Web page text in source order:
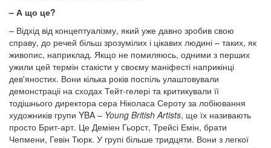
– А що це?
– Відхід від концептуалізму, який уже давно зробив свою
справу, до речей більш зрозумілих і цікавих людині – таких, як
живопис, наприклад. Якщо не помиляюсь, одними з перших
ужили цей термін стакісти у своєму маніфесті наприкінці
дев'яностих. Вони кілька років поспіль улаштовували
демонстраціі на сходах Тейт-гелері та критикували її
тодішнього директора сера Ніколаса Сероту за лобіювання
художників групи YBA – Young British Artists, ще їх називають
просто Брит-арт. Це Деміен Гьорст, Трейсі Емін, брати
Чепмени, Гевін Тюрк. У групі більше тридцяти. Вони з легкої